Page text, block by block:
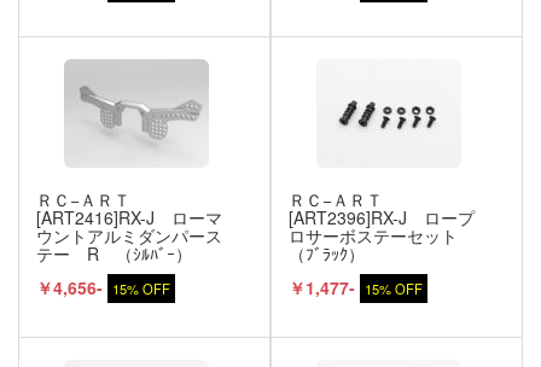
ＲＣ−ＡＲＴ
[ART2416]RX-J ローマ
ウントアルミダンパース
テー R （ｼﾙﾊﾞｰ）
￥4,656- 15% OFF
ＲＣ−ＡＲＴ
[ART2396]RX-J ロープ
ロサーボステーセット
（ﾌﾞﾗｯｸ）
￥1,477- 15% OFF